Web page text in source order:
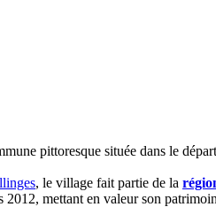
pittoresque située dans le
, le village fait partie de la
2012, mettant en valeur son